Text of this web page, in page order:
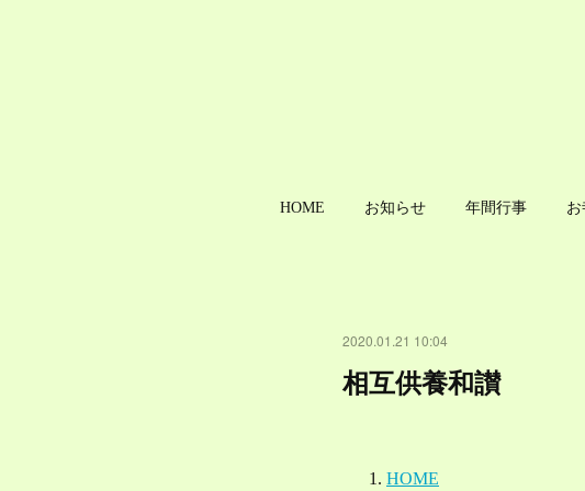
HOME お知らせ 年間行事
2020.01.21 10:04
相互供養和讃